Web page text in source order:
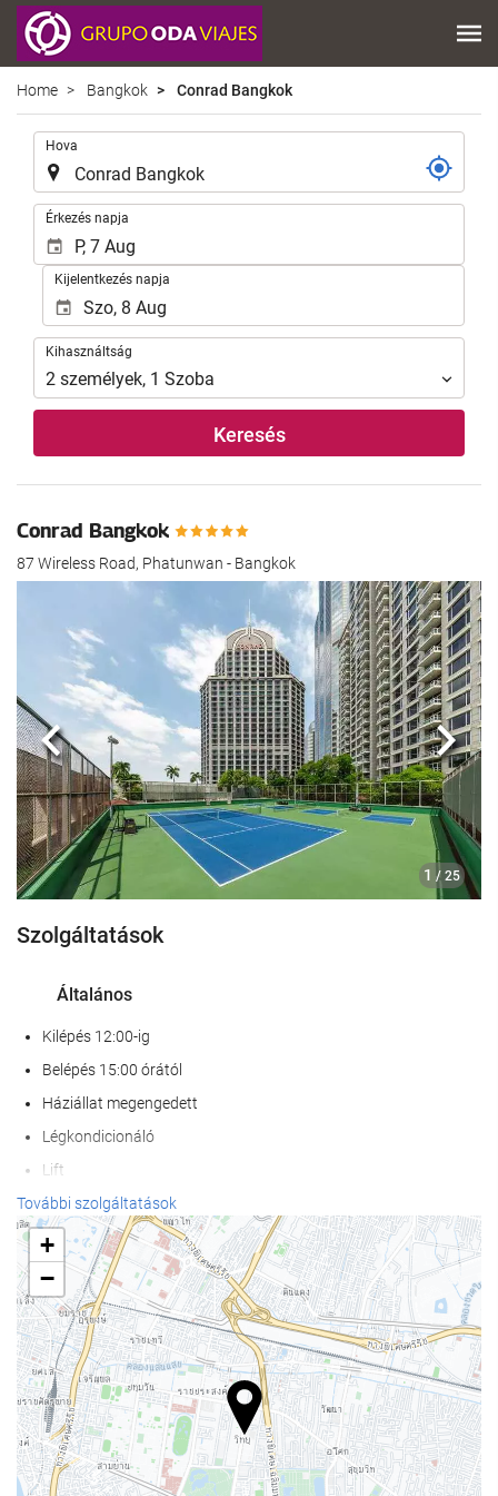
Home Bangkok Conrad Bangkok
Hova
Érkezés napja
Kijelentkezés napja
Kihasználtság
Kihasználtság
2 személyek, 1 Szoba
Keresés
Conrad Bangkok
87 Wireless Road, Phatunwan - Bangkok
1 / 25
Előző
Szolgáltatások
Általános
Kilépés 12:00-ig
Belépés 15:00 órától
Háziállat megengedett
Légkondicionáló
Lift
Mozgáskorlátozott személyek belépésére alkalmas
Nem dohányzó szobák
Dohányzásra kijelölt terület
Wellness
medencebár
strand/medence törölközők
napozóágyak vagy székek
napernyők
További szolgáltatások
+
−